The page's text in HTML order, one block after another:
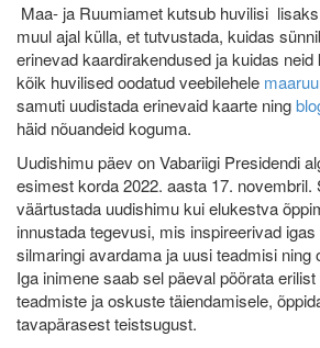
Maa- ja Ruumiamet kutsub huvilisi
muul ajal külla, et tutvustada, kuidas
erinevad kaardirakendused ja kuidas
kõik huvilised oodatud veebilehele
samuti uudistada erinevaid kaarte ning
häid nõuandeid koguma.
Uudishimu päev on Vabariigi Presidendi
esimest korda 2022. aasta 17. novembril.
väärtustada uudishimu kui elukestva
innustada tegevusi, mis inspireerivad
silmaringi avardama ja uusi teadmisi ning
Iga inimene saab sel päeval pöörata
teadmiste ja oskuste täiendamisele,
tavapärasest teistsugust.